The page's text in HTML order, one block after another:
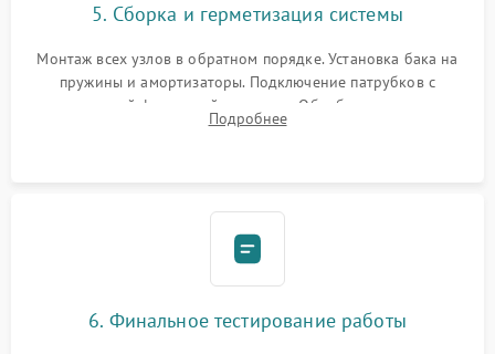
5. Сборка и герметизация системы
Монтаж всех узлов в обратном порядке. Установка бака на
пружины и амортизаторы. Подключение патрубков с
надежной фиксацией хомутами. Обработка стыков
герметиком для предотвращения возможных протечек воды.
Подробнее
6. Финальное тестирование работы